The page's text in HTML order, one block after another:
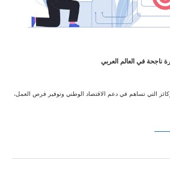
التي تساهم في دعم الاقتصاد الوطني وتوفير فرص العمل،